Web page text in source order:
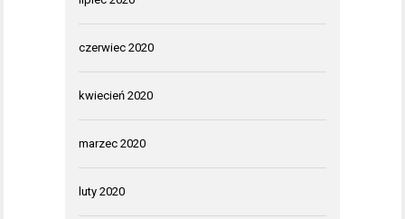
czerwiec 2020
kwiecień 2020
marzec 2020
luty 2020